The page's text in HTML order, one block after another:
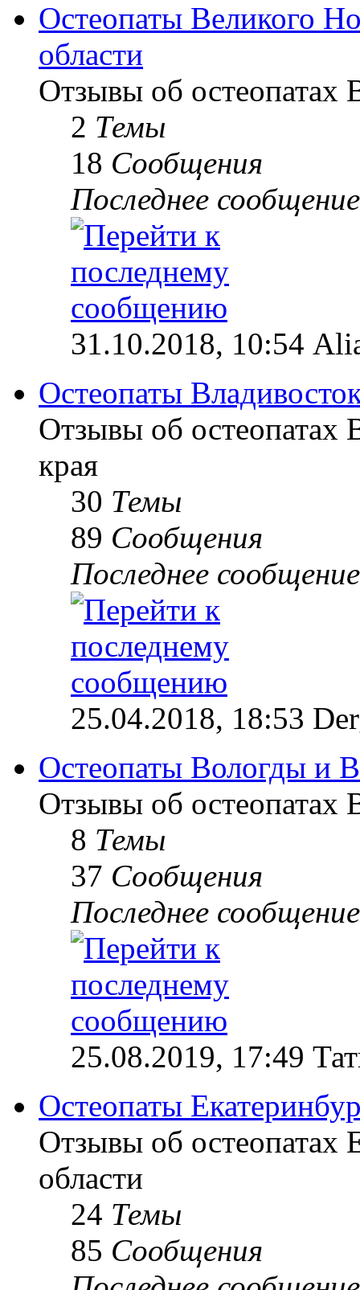
Остеопаты Великого
области
Отзывы об остеопатах
2 Темы
18 Сообщения
Последнее сообщение
31.10.2018, 10:54
Остеопаты
Отзывы об остеопатах
края
30 Темы
89 Сообщения
Последнее сообщение
25.04.2018, 18:53
Остеопаты Вологды и
Отзывы об остеопатах
8 Темы
37 Сообщения
Последнее сообщение
25.08.2019, 17:49
Остеопаты
Отзывы об остеопатах
области
24 Темы
85 Сообщения